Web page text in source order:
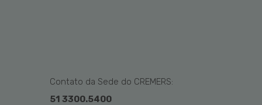
Contato da Sede do CREMERS:
51 3300.5400